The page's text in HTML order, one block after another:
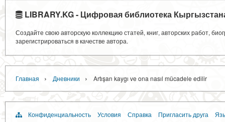
LIBRARY.KG - Цифровая библиотека
Создайте свою авторскую коллекцию статей, книг, авторских работ,
зарегистрироваться в качестве автора.
Главная › Дневники › Artışan kaygı ve ona nasıl mücadele edilir
Конфиденциальность Условия Справка Пригласить друга